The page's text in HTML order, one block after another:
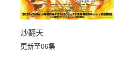
炒翻天
更新至06集